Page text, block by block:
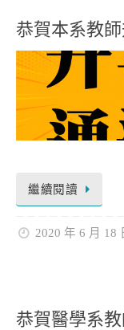
恭賀本系教
繼續閱讀
2020 年 6 月 18
恭賀醫學系